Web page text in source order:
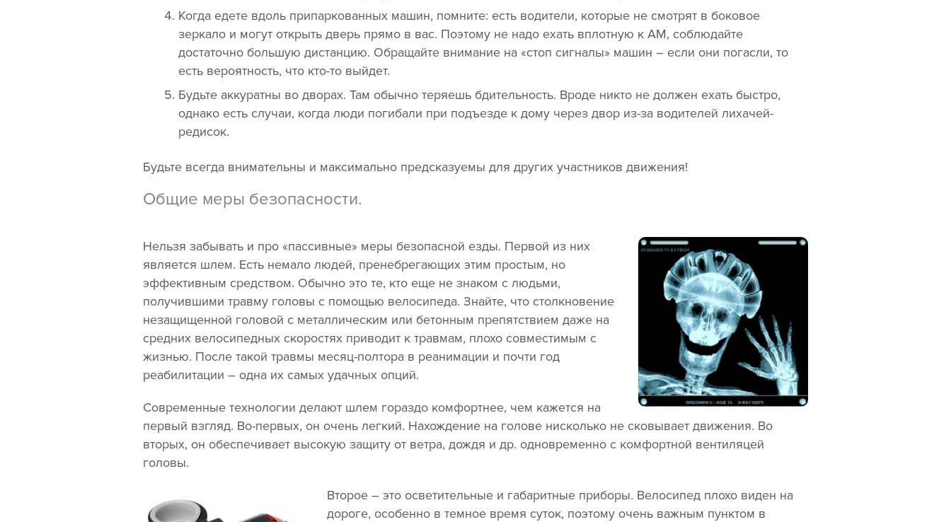
Когда едете вдоль припаркованных машин, помните: есть водители, которые не смотрят в боковое
зеркало и могут открыть дверь прямо в вас. Поэтому не надо ехать вплотную к АМ, соблюдайте
достаточно большую дистанцию. Обращайте внимание на «стоп сигналы» машин – если они погасли, то
есть вероятность, что кто-то выйдет.
Будьте аккуратны во дворах. Там обычно теряешь бдительность. Вроде никто не должен ехать быстро,
однако есть случаи, когда люди погибали при подъезде к дому через двор из-за водителей лихачей-
редисок.
Будьте всегда внимательны и максимально предсказуемы для других участников движения!
Общие меры безопасности.
Нельзя забывать и про «пассивные» меры безопасной езды. Первой из них
является шлем. Есть немало людей, пренебрегающих этим простым, но
эффективным средством. Обычно это те, кто еще не знаком с людьми,
получившими травму головы с помощью велосипеда. Знайте, что столкновение
незащищенной головой с металлическим или бетонным препятствием даже на
средних велосипедных скоростях приводит к травмам, плохо совместимым с
жизнью. После такой травмы месяц-полтора в реанимации и почти год
реабилитации – одна их самых удачных опций.
Современные технологии делают шлем гораздо комфортнее, чем кажется на
первый взгляд. Во-первых, он очень легкий. Нахождение на голове нисколько не сковывает движения. Во
вторых, он обеспечивает высокую защиту от ветра, дождя и др. одновременно с комфортной вентиляцей
головы.
Второе – это осветительные и габаритные приборы. Велосипед плохо виден на
дороге, особенно в темное время суток, поэтому очень важным пунктом в